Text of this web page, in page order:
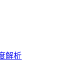
解析